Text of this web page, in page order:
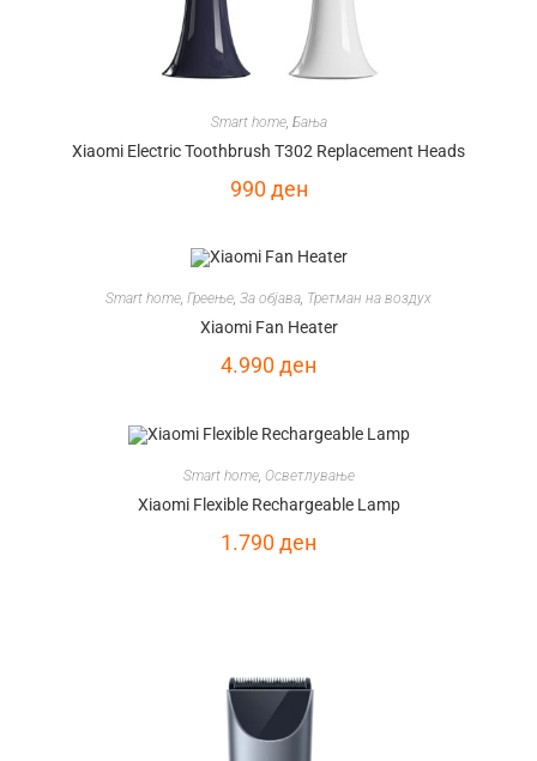
Smart home, Бања
Xiaomi Electric Toothbrush T302 Replacement Heads
990ден
Smart home, Греење, За објава, Третман на воздух
Xiaomi Fan Heater
4.990ден
Smart home, Осветлување
Xiaomi Flexible Rechargeable Lamp
1.790ден